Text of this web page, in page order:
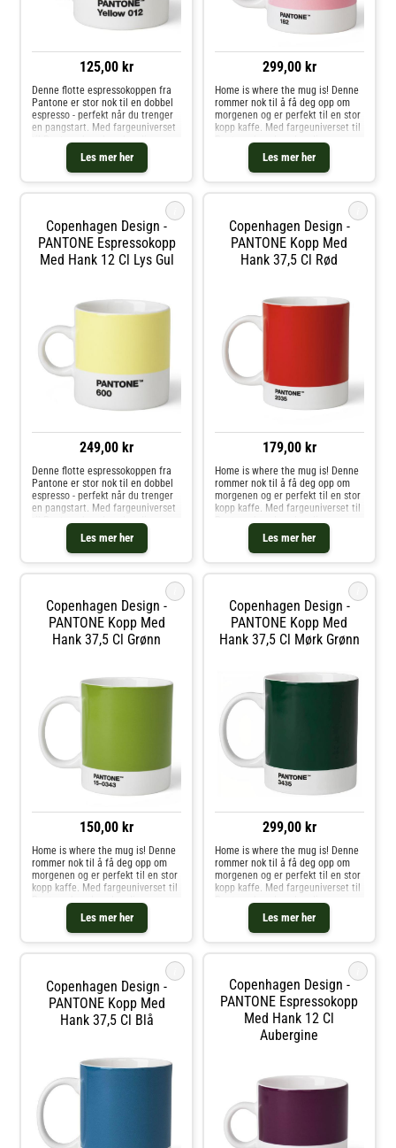
125,00 kr
Les mer her
Denne flotte espressokoppen fra
Pantone er stor nok til en dobbel
espresso - perfekt når du trenger
en pangstart. Med fargeuniverset
til Pantone kan du velge din
personlige farge til
favorittkoppen. Hver kopp er i
fineste benporselen.
299,00 kr
Les mer her
Home is where the mug is! Denne
rommer nok til å få deg opp om
morgenen og er perfekt til en stor
kopp kaffe. Med fargeuniverset til
Pantone kan du velge din
personlige farge til
favorittkoppen. Hver kopp er i
fineste benporselen.
Copenhagen Design -
PANTONE Espressokopp
Med Hank 12 Cl Lys Gul
249,00 kr
Les mer her
Denne flotte espressokoppen fra
Pantone er stor nok til en dobbel
espresso - perfekt når du trenger
en pangstart. Med fargeuniverset
personlige farge til
favorittkoppen. Hver kopp er i
fineste benporselen.
Copenhagen Design -
PANTONE Kopp Med
Hank 37,5 Cl Rød
179,00 kr
Les mer her
Home is where the mug is! Denne
rommer nok til å få deg opp om
morgenen og er perfekt til en stor
kopp kaffe. Med fargeuniverset til
personlige farge til
favorittkoppen. Hver kopp er i
fineste benporselen.
Copenhagen Design -
PANTONE Kopp Med
Hank 37,5 Cl Grønn
150,00 kr
Les mer her
Home is where the mug is! Denne
rommer nok til å få deg opp om
morgenen og er perfekt til en stor
kopp kaffe. Med fargeuniverset til
Pantone kan du velge din
personlige farge til
favorittkoppen. Hver kopp er i
fineste benporselen.
Copenhagen Design -
PANTONE Kopp Med
Hank 37,5 Cl Mørk Grønn
299,00 kr
Les mer her
Home is where the mug is! Denne
rommer nok til å få deg opp om
morgenen og er perfekt til en stor
kopp kaffe. Med fargeuniverset til
Pantone kan du velge din
personlige farge til
favorittkoppen. Hver kopp er i
fineste benporselen.
Copenhagen Design -
PANTONE Kopp Med
Hank 37,5 Cl Blå
Copenhagen Design -
PANTONE Espressokopp
Med Hank 12 Cl
Aubergine